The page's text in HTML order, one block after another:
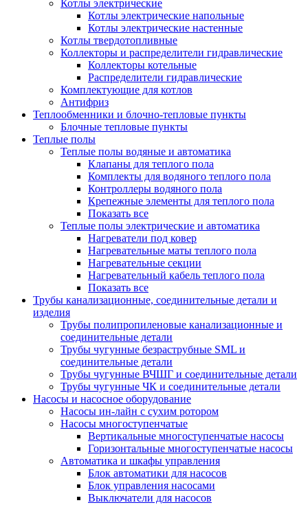
Котлы электрические
Котлы электрические напольные
Котлы электрические настенные
Котлы твердотопливные
Коллекторы и распределители гидравлические
Коллекторы котельные
Распределители гидравлические
Комплектующие для котлов
Антифриз
Теплообменники и блочно-тепловые пункты
Блочные тепловые пункты
Теплые полы
Теплые полы водяные и автоматика
Клапаны для теплого пола
Комплекты для водяного теплого пола
Контроллеры водяного пола
Крепежные элементы для теплого пола
Показать все
Теплые полы электрические и автоматика
Нагреватели под ковер
Нагревательные маты теплого пола
Нагревательные секции
Нагревательный кабель теплого пола
Показать все
Трубы канализационные, соединительные детали и
изделия
Трубы полипропиленовые канализационные и
соединительные детали
Трубы чугунные безраструбные SML и
соединительные детали
Трубы чугунные ВЧШГ и соединительные детали
Трубы чугунные ЧК и соединительные детали
Насосы и насосное оборудование
Насосы ин-лайн с сухим ротором
Насосы многоступенчатые
Вертикальные многоступенчатые насосы
Горизонтальные многоступенчатые насосы
Автоматика и шкафы управления
Блок автоматики для насосов
Блок управления насосами
Выключатели для насосов